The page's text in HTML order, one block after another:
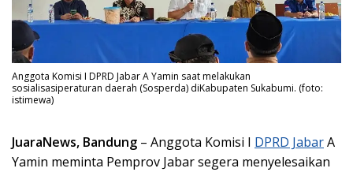
Anggota Komisi I DPRD Jabar A Yamin saat melakukan
sosialisasiperaturan daerah (Sosperda) diKabupaten Sukabumi. (foto:
istimewa)
JuaraNews, Bandung – Anggota Komisi I DPRD JabarA
Yamin meminta Pemprov Jabar segera menyelesaikan